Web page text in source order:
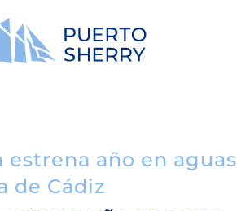
estrena año en aguas
de Cádiz